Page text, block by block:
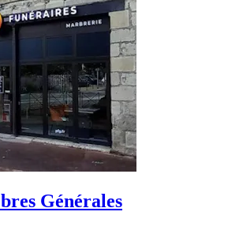
Générales